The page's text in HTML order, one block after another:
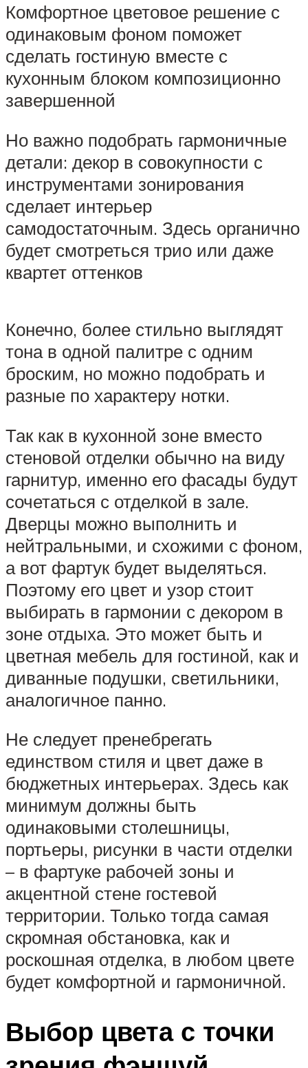
Комфортное цветовое решение с
одинаковым фоном поможет
сделать гостиную вместе с
кухонным блоком композиционно
завершенной
Но важно подобрать гармоничные
детали: декор в совокупности с
инструментами зонирования
сделает интерьер
самодостаточным. Здесь органично
будет смотреться трио или даже
квартет оттенков
Конечно, более стильно выглядят
тона в одной палитре с одним
броским, но можно подобрать и
разные по характеру нотки.
Так как в кухонной зоне вместо
стеновой отделки обычно на виду
гарнитур, именно его фасады будут
сочетаться с отделкой в зале.
Дверцы можно выполнить и
нейтральными, и схожими с фоном,
а вот фартук будет выделяться.
Поэтому его цвет и узор стоит
выбирать в гармонии с декором в
зоне отдыха. Это может быть и
цветная мебель для гостиной, как и
диванные подушки, светильники,
аналогичное панно.
Не следует пренебрегать
единством стиля и цвет даже в
бюджетных интерьерах. Здесь как
минимум должны быть
одинаковыми столешницы,
портьеры, рисунки в части отделки
– в фартуке рабочей зоны и
акцентной стене гостевой
территории. Только тогда самая
скромная обстановка, как и
роскошная отделка, в любом цвете
будет комфортной и гармоничной.
Выбор цвета с точки